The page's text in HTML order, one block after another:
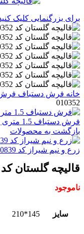
برای بزرگنمایی کلیک
خانه فرش دستباف
010352
فرش دستباف 1.5 متری بلوچ کد 030571
بازگشت به محصولات
زرع و نیم شیراز کد 0839
قالیچه گلستان کد 010352
ناموجود
سایز 145*210